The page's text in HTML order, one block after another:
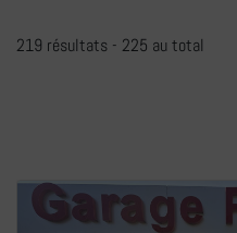
219 résultats - 225 au total